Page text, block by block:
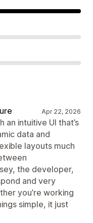
Apr 22, 2026
intuitive UI that’s
data and
layouts much
the developer,
and very
you’re working
simple, it just